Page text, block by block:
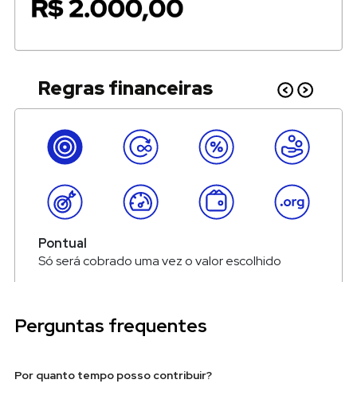
Perguntas frequentes
Por quanto tempo posso contribuir?